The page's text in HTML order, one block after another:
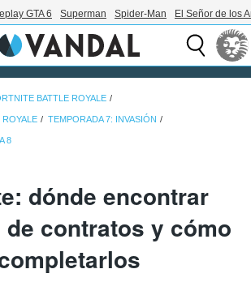
GTA 6 Superman Spider-Man El Señor de los
BATTLE ROYALE
TEMPORADA 7: INVASIÓN
8
dónde encontrar
contratos y cómo